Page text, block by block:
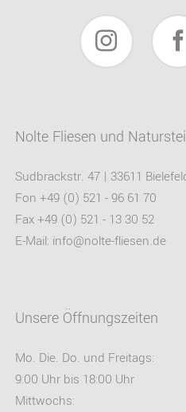
Nolte Fliesen und
Sudbrackstr. 47 | 33611
Fon +49 (0) 521 - 96 61 70
Fax +49 (0) 521 - 13 30 52
E-Mail: info@nolte-fliesen.de
Unsere Öffnungszeiten
Mo. Die. Do. und Freitags:
9:00 Uhr bis 18:00 Uhr
Mittwochs: